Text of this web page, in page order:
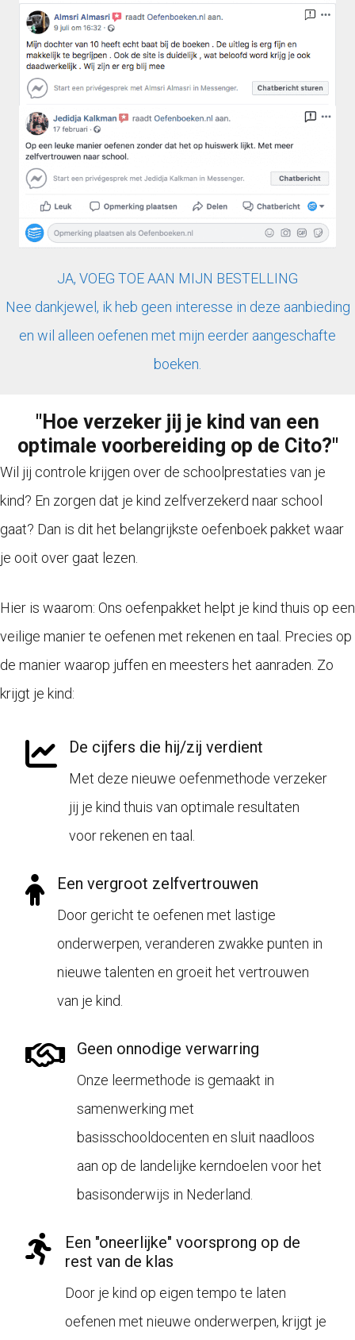
JA, VOEG TOE AAN MIJN BESTELLING
Nee dankjewel, ik heb geen interesse in deze aanbieding
en wil alleen oefenen met mijn eerder aangeschafte
boeken.
"Hoe verzeker jij je kind van een
optimale voorbereiding op de Cito?"
Wil jij controle krijgen over de schoolprestaties van je
kind? En zorgen dat je kind zelfverzekerd naar school
gaat? Dan is dit het belangrijkste oefenboek pakket waar
je ooit over gaat lezen.
Hier is waarom: Ons oefenpakket helpt je kind thuis op een
veilige manier te oefenen met rekenen en taal. Precies op
de manier waarop juffen en meesters het aanraden. Zo
krijgt je kind:
De cijfers die hij/zij verdient
Met deze nieuwe oefenmethode verzeker
jij je kind thuis van optimale resultaten
voor rekenen en taal.
Een vergroot zelfvertrouwen
Door gericht te oefenen met lastige
onderwerpen, veranderen zwakke punten in
nieuwe talenten en groeit het vertrouwen
van je kind.
Geen onnodige verwarring
Onze leermethode is gemaakt in
samenwerking met
basisschooldocenten en sluit naadloos
aan op de landelijke kerndoelen voor het
basisonderwijs in Nederland.
Een "oneerlijke" voorsprong op de
rest van de klas
Door je kind op eigen tempo te laten
oefenen met nieuwe onderwerpen, krijgt je